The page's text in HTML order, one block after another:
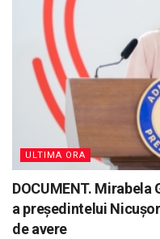
ULTIMA ORA
DOCUMENT.
a președintelui
de avere